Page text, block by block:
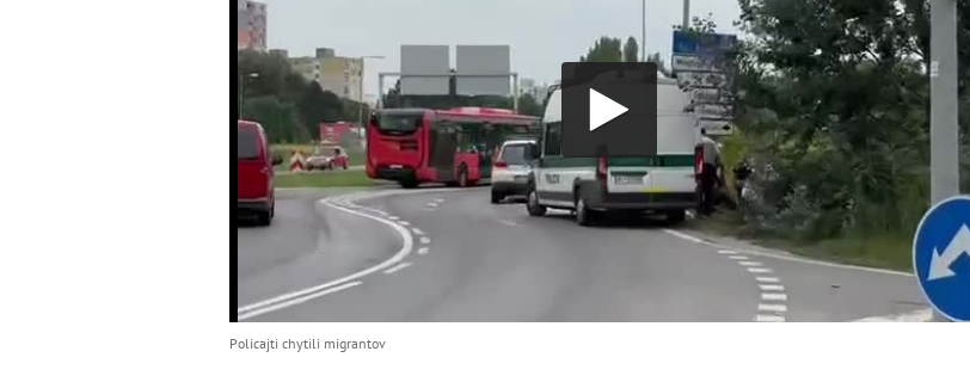
Policajti chytili migrantov